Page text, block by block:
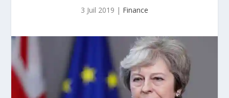
3 Juil 2019 | Finance